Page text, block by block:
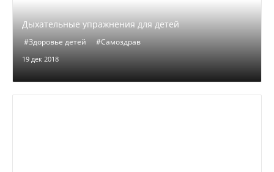
Дыхательные упражнения для детей
#Здоровье детей #Самоздрав
19 дек 2018